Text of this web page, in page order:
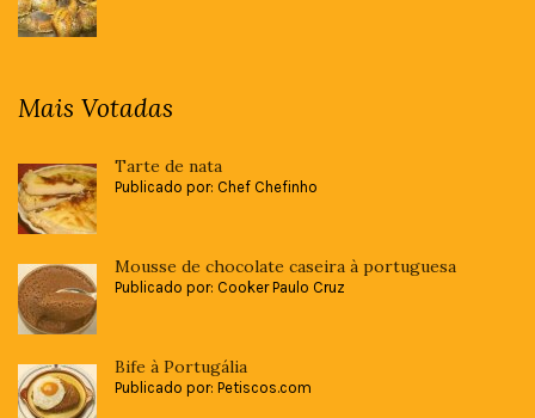
Mais Votadas
Tarte de nata
Publicado por: Chef Chefinho
Mousse de chocolate caseira à portuguesa
Publicado por: Cooker Paulo Cruz
Bife à Portugália
Publicado por: Petiscos.com